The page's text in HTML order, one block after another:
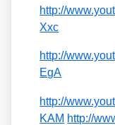
http://​
Xxc
http://​
EgA
http://​
KAM http://​